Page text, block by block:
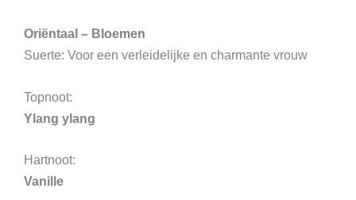
Oriëntaal – Bloemen
Suerte: Voor een verleidelijke en charmante vrouw
Topnoot:
Ylang ylang
Hartnoot:
Vanille